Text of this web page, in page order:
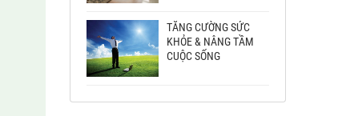
TĂNG CƯỜNG SỨC
KHỎE & NÂNG TẦM
CUỘC SỐNG